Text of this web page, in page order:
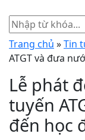
Trang chủ »Tin
ATGT và đưa
Lễ phát
tuyến
đến học